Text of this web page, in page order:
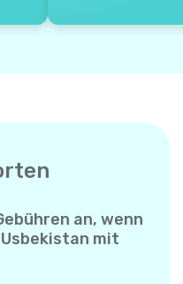
an, wenn
mit